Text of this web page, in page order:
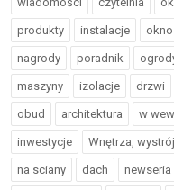
produkty instalacje okno
nagrody poradnik
maszyny izolacje drzwi
obud architektura w
inwestycje Wnętrza,
na sciany dach newseria